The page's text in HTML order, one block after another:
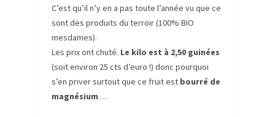
C’est qu’il n’y en a pas toute l’année vu que ce
sont des produits du terroir (100% BIO
mesdames).
Les prix ont chuté. Le kilo est à 2,50 guinées
(soit environ 25 cts d’euro !) donc pourquoi
s’en priver surtout que ce fruit est bourré de
magnésium …